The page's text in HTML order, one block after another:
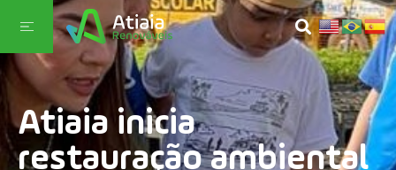
Atiaia inicia
restauração ambiental